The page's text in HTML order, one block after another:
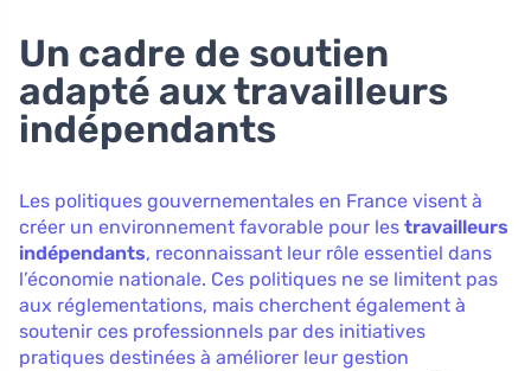
Un cadre de soutien
adapté aux travailleurs
indépendants
Les politiques gouvernementales en France visent à
créer un environnement favorable pour les travailleurs
indépendants, reconnaissant leur rôle essentiel dans
l’économie nationale. Ces politiques ne se limitent pas
aux réglementations, mais cherchent également à
soutenir ces professionnels par des initiatives
pratiques destinées à améliorer leur gestion